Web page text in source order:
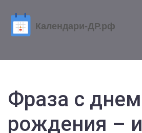
Фраза с днем
рождения –